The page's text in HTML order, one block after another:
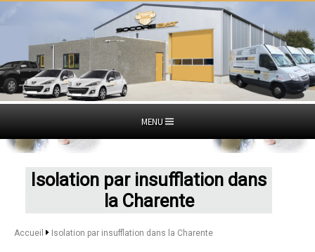
MENU
Isolation par insufflation dans
la Charente
Accueil Isolation par insufflation dans la Charente